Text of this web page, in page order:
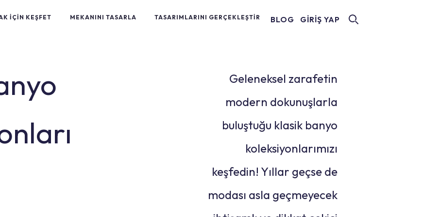
İÇİN KEŞFET MEKANINI TASARLA TASARIMLARINI GERÇEKLEŞTİR BLOG GİRİŞ YAP
Geleneksel zarafetin
modern dokunuşlarla
buluştuğu klasik banyo
koleksiyonlarımızı
keşfedin! Yıllar geçse de
modası asla geçmeyecek